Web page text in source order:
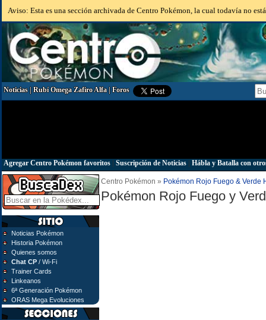
Aviso: Esta es una sección archivada de Centro Pokémon, la cual todavía no
Noticias|Rubí Omega Zafiro Alfa|Foros
Agregar Centro Pokémon favoritos Suscripción de Noticias Hábla y Batalla con
Noticias Pokémon
Historia Pokémon
Quienes somos
Chat CP / Wi-Fi
Trainer Cards
Linkeanos
6ª Generación Pokémon
ORAS Mega Evoluciones
Centro Pokémon » Pokémon Rojo Fuego & Verde
Pokémon Rojo Fuego y